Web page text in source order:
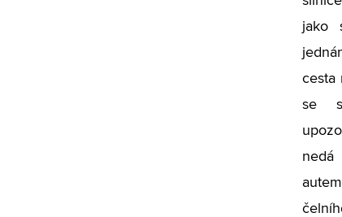
jako
cesta
se